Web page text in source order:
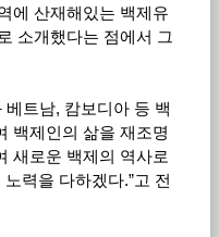
에 산재해있는 백제유
소개했다는 점에서 그
베트남, 캄보디아 등 백
백제인의 삶을 재조명
새로운 백제의 역사로
력을 다하겠다.”고 전